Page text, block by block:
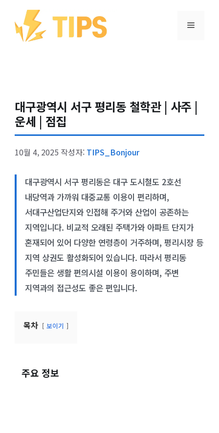
건너뛰기
메뉴
대구광역시 서구 평리동 철학관 | 사주 |
운세 | 점집
10월 4, 2025 작성자: TIPS_Bonjour
대구광역시 서구 평리동은 대구 도시철도 2호선
내당역과 가까워 대중교통 이용이 편리하며,
서대구산업단지와 인접해 주거와 산업이 공존하는
지역입니다. 비교적 오래된 주택가와 아파트 단지가
혼재되어 있어 다양한 연령층이 거주하며, 평리시장 등
지역 상권도 활성화되어 있습니다. 따라서 평리동
주민들은 생활 편의시설 이용이 용이하며, 주변
지역과의 접근성도 좋은 편입니다.
목차 보이기
주요 정보